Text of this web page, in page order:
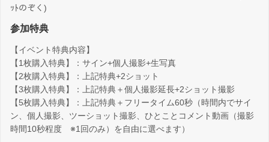
ｯﾄのぞく)
参加特典
【イベント特典内容】
【1枚購入特典】：サイン+個人撮影+生写真
【2枚購入特典】：上記特典+2ショット
【3枚購入特典】：上記特典＋個人撮影延長+2ショット撮影
【5枚購入特典】：上記特典＋フリータイム60秒（時間内でサイ
ン、個人撮影、ツーショット撮影、ひとことコメント動画（撮影
時間10秒程度 ※1回のみ）を自由に選べます）